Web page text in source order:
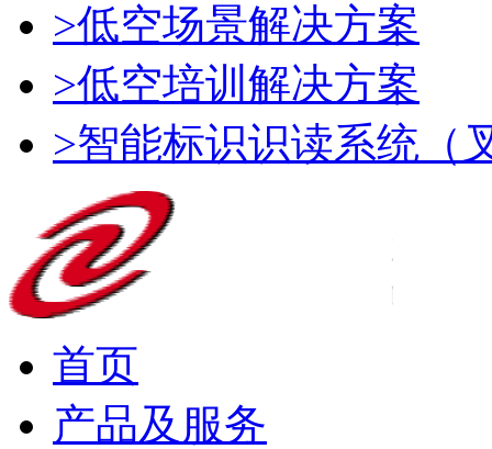
>低空场景解决方案
>低空培训解决方案
>智能标识识读系统（
首页
产品及服务